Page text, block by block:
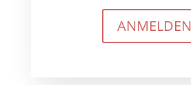
ANMELDEN